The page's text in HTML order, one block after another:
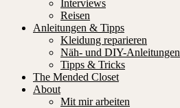
Interviews
Reisen
Anleitungen & Tipps
Kleidung reparieren
Näh- und DIY-Anleitungen
Tipps & Tricks
The Mended Closet
About
Mit mir arbeiten